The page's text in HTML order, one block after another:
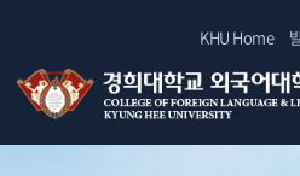
KHU Home